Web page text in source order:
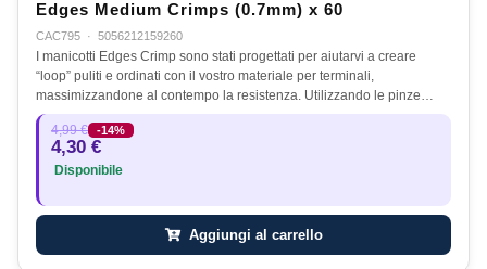
Edges Medium Crimps (0.7mm) x 60
CAC795 · 5056212159260
I manicotti Edges Crimp sono stati progettati per aiutarvi a creare
“loop” puliti e ordinati con il vostro materiale per terminali,
massimizzandone al contempo la resistenza. Utilizzando le pinze…
4,99 € -14%
4,30 €
Disponibile
Aggiungi al carrello